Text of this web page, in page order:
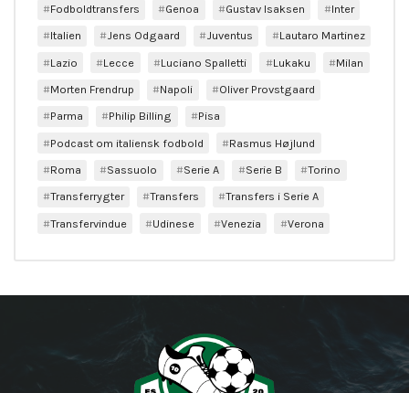
Fodboldtransfers
Genoa Gustav Isaksen
Inter
Italien
Jens Odgaard Juventus
Lautaro Martinez
Lazio
Lecce Luciano Spalletti Lukaku
Milan
Morten Frendrup
Napoli
Oliver Provstgaard
Parma
Philip Billing
Pisa
Podcast om italiensk fodbold
Rasmus Højlund
Roma
Sassuolo Serie A Serie B
Torino
Transferrygter
Transfers
Transfers i Serie A
Transfervindue
Udinese Venezia Verona